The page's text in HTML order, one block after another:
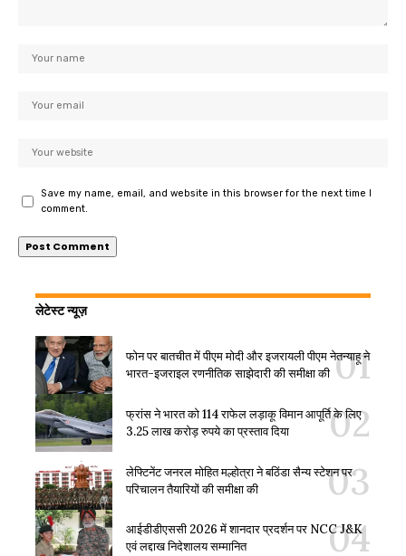
Save my name, email, and website in this browser for the next time I
comment.
लेटेस्ट न्यूज़
फोन पर बातचीत में पीएम मोदी और इजरायली पीएम नेतन्याहू ने
भारत-इजराइल रणनीतिक साझेदारी की समीक्षा की
फ्रांस ने भारत को 114 राफेल लड़ाकू विमान आपूर्ति के लिए
3.25 लाख करोड़ रुपये का प्रस्ताव दिया
लेफ्टिनेंट जनरल मोहित मल्होत्रा ने बठिंडा सैन्य स्टेशन पर
परिचालन तैयारियों की समीक्षा की
आईडीडीएससी 2026 में शानदार प्रदर्शन पर NCC J&K
एवं लद्दाख निदेशालय सम्मानित